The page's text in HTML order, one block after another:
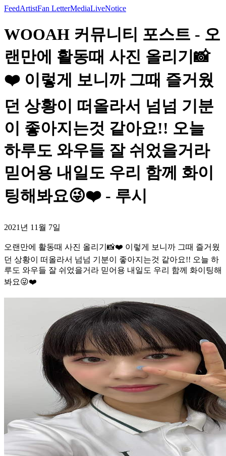
FeedArtistFan LetterMediaLiveNotice
WOOAH 커뮤니티 포스트 - 오
랜만에 활동때 사진 올리기📸
❤️ 이렇게 보니까 그때 즐거웠
던 상황이 떠올라서 넘넘 기분
이 좋아지는것 같아요!! 오늘
하루도 와우들 잘 쉬었을거라
믿어용 내일도 우리 함께 화이
팅해봐요😜❤️ - 루시
2021년 11월 7일
오랜만에 활동때 사진 올리기📸❤️ 이렇게 보니까 그때 즐거웠
던 상황이 떠올라서 넘넘 기분이 좋아지는것 같아요!! 오늘 하
루도 와우들 잘 쉬었을거라 믿어용 내일도 우리 함께 화이팅해
봐요😜❤️